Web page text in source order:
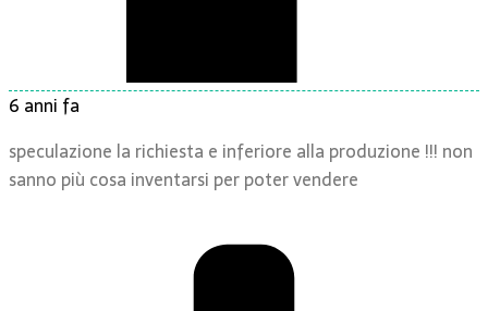
6 anni fa
speculazione la richiesta e inferiore alla produzione !!! non
sanno più cosa inventarsi per poter vendere